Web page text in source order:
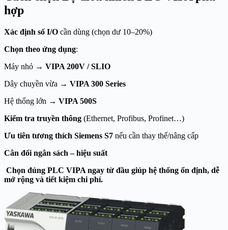
hợp
Xác định số I/O cần dùng (chọn dư 10–20%)
Chọn theo ứng dụng:
Máy nhỏ → VIPA 200V / SLIO
Dây chuyền vừa → VIPA 300 Series
Hệ thống lớn → VIPA 500S
Kiểm tra truyền thông (Ethernet, Profibus, Profinet…)
Ưu tiên tương thích Siemens S7 nếu cần thay thế/nâng cấp
Cân đối ngân sách – hiệu suất
Chọn đúng PLC VIPA ngay từ đầu giúp hệ thống ổn định, dễ
mở rộng và tiết kiệm chi phí.